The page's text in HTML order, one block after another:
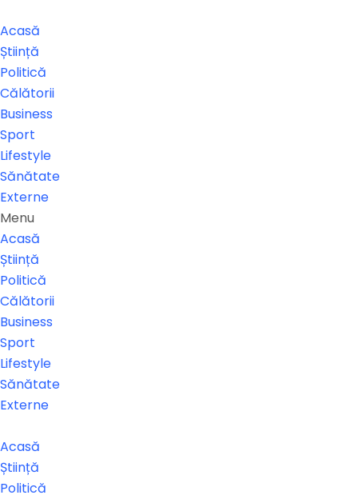
Acasă
Știință
Politică
Călătorii
Business
Sport
Lifestyle
Sănătate
Externe
Menu
Acasă
Știință
Politică
Călătorii
Business
Sport
Lifestyle
Sănătate
Externe
Acasă
Știință
Politică